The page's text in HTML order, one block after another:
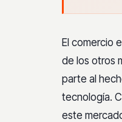
El comercio
de los otros
parte al
tecnología.
este